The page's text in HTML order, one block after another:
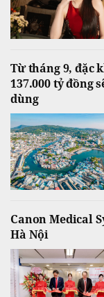
Từ tháng 9, đặc
137.000 tỷ đồng
dùng
Canon Medical
Hà Nội